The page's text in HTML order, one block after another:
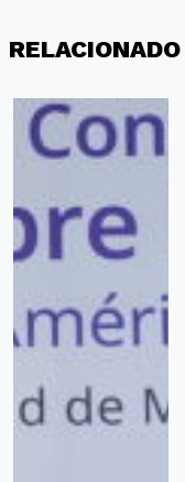
RELACIONADO